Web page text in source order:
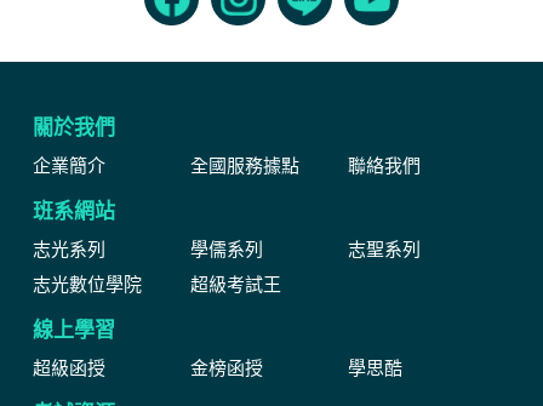
關於我們
企業簡介 全國服務據點 聯絡我們
班系網站
志光系列 學儒系列
志聖系列
志光數位學院
超級考試王
線上學習
超級函授 金榜函授 學思酷